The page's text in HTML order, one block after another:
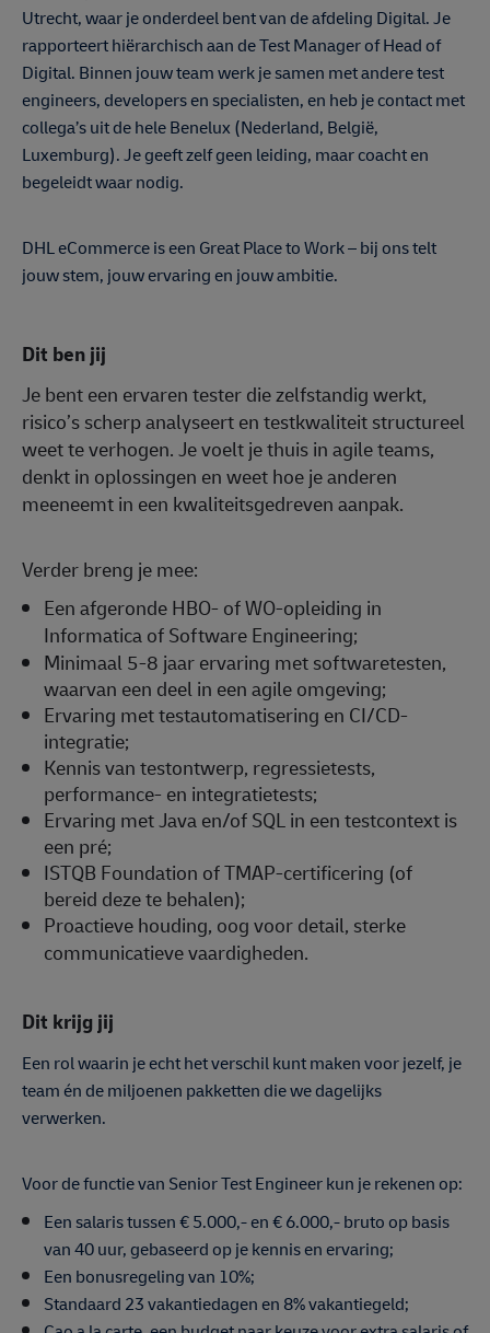
Utrecht, waar je onderdeel bent van de afdeling Digital. Je
rapporteert hiërarchisch aan de Test Manager of Head of
Digital. Binnen jouw team werk je samen met andere test
engineers, developers en specialisten, en heb je contact met
collega’s uit de hele Benelux (Nederland, België,
Luxemburg). Je geeft zelf geen leiding, maar coacht en
begeleidt waar nodig.
DHL eCommerce is een Great Place to Work – bij ons telt
jouw stem, jouw ervaring en jouw ambitie.
Dit ben jij
Je bent een ervaren tester die zelfstandig werkt,
risico’s scherp analyseert en testkwaliteit structureel
weet te verhogen. Je voelt je thuis in agile teams,
denkt in oplossingen en weet hoe je anderen
meeneemt in een kwaliteitsgedreven aanpak.
Verder breng je mee:
Een afgeronde HBO- of WO-opleiding in
Informatica of Software Engineering;
Minimaal 5-8 jaar ervaring met softwaretesten,
waarvan een deel in een agile omgeving;
Ervaring met testautomatisering en CI/CD-
integratie;
Kennis van testontwerp, regressietests,
performance- en integratietests;
Ervaring met Java en/of SQL in een testcontext is
een pré;
ISTQB Foundation of TMAP-certificering (of
bereid deze te behalen);
Proactieve houding, oog voor detail, sterke
communicatieve vaardigheden.
Dit krijg jij
Een rol waarin je echt het verschil kunt maken voor jezelf, je
team én de miljoenen pakketten die we dagelijks
verwerken.
Voor de functie van Senior Test Engineer kun je rekenen op:
Een salaris tussen € 5.000,- en € 6.000,- bruto op basis
van 40 uur, gebaseerd op je kennis en ervaring;
Een bonusregeling van 10%;
Standaard 23 vakantiedagen en 8% vakantiegeld;